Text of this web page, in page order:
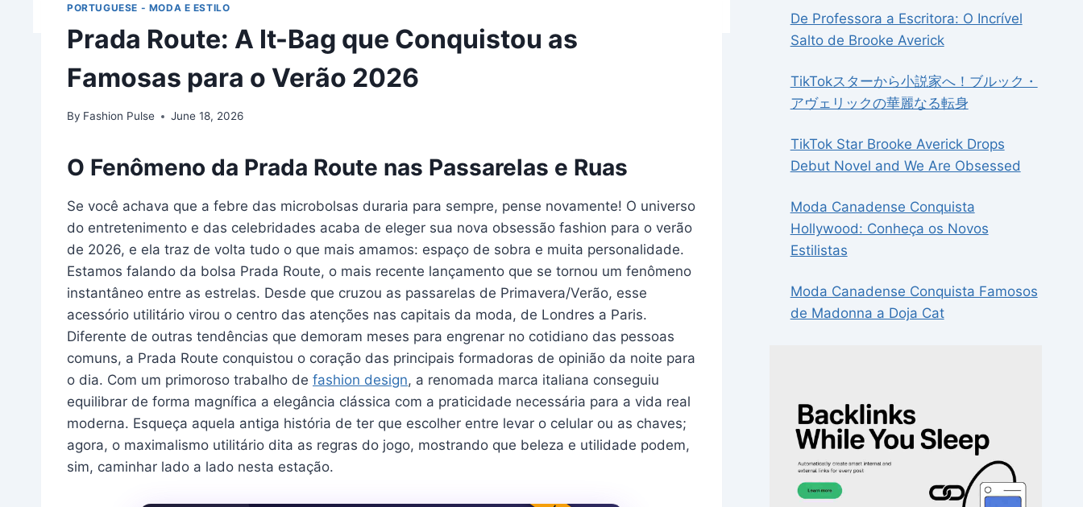
PORTUGUESE - MODA E ESTILO
Prada Route: A It-Bag que Conquistou as
Famosas para o Verão 2026
By Fashion Pulse June 18, 2026
O Fenômeno da Prada Route nas Passarelas e Ruas
Se você achava que a febre das microbolsas duraria para sempre, pense novamente! O universo
do entretenimento e das celebridades acaba de eleger sua nova obsessão fashion para o verão
de 2026, e ela traz de volta tudo o que mais amamos: espaço de sobra e muita personalidade.
Estamos falando da bolsa Prada Route, o mais recente lançamento que se tornou um fenômeno
instantâneo entre as estrelas. Desde que cruzou as passarelas de Primavera/Verão, esse
acessório utilitário virou o centro das atenções nas capitais da moda, de Londres a Paris.
Diferente de outras tendências que demoram meses para engrenar no cotidiano das pessoas
comuns, a Prada Route conquistou o coração das principais formadoras de opinião da noite para
o dia. Com um primoroso trabalho de fashion design, a renomada marca italiana conseguiu
equilibrar de forma magnífica a elegância clássica com a praticidade necessária para a vida real
moderna. Esqueça aquela antiga história de ter que escolher entre levar o celular ou as chaves;
agora, o maximalismo utilitário dita as regras do jogo, mostrando que beleza e utilidade podem,
sim, caminhar lado a lado nesta estação.
De Professora a Escritora: O Incrível
Salto de Brooke Averick
TikTokスターから小説家へ！ブルック・
アヴェリックの華麗なる転身
TikTok Star Brooke Averick Drops
Debut Novel and We Are Obsessed
Moda Canadense Conquista
Hollywood: Conheça os Novos
Estilistas
Moda Canadense Conquista Famosos
de Madonna a Doja Cat